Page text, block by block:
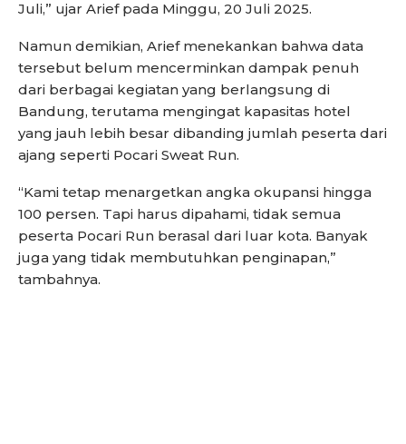
Juli,” ujar Arief pada Minggu, 20 Juli 2025.
Namun demikian, Arief menekankan bahwa data
tersebut belum mencerminkan dampak penuh
dari berbagai kegiatan yang berlangsung di
Bandung, terutama mengingat kapasitas hotel
yang jauh lebih besar dibanding jumlah peserta dari
ajang seperti Pocari Sweat Run.
“Kami tetap menargetkan angka okupansi hingga
100 persen. Tapi harus dipahami, tidak semua
peserta Pocari Run berasal dari luar kota. Banyak
juga yang tidak membutuhkan penginapan,”
tambahnya.